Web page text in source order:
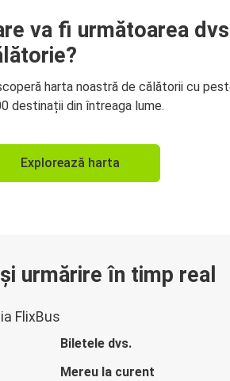
va fi următoarea
harta noastră de călătorii cu
destinații din întreaga lume.
Explorează harta
urmărire în timp real
FlixBus
Biletele dvs.
Mereu la curent